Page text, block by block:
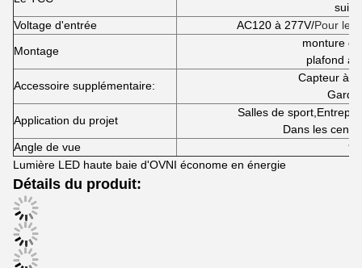
Voltage d'entrée
AC120 à 277V/Pour les
Montage
monture
plafond
Accessoire supplémentaire:
Capteur à
Garde
Application du projet
Salles de sport,
Dans les
Angle de vue
Lumière LED haute baie d'OVNI économe en énergie
Détails du produit: